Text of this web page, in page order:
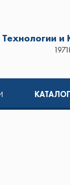
КАТАЛОГ